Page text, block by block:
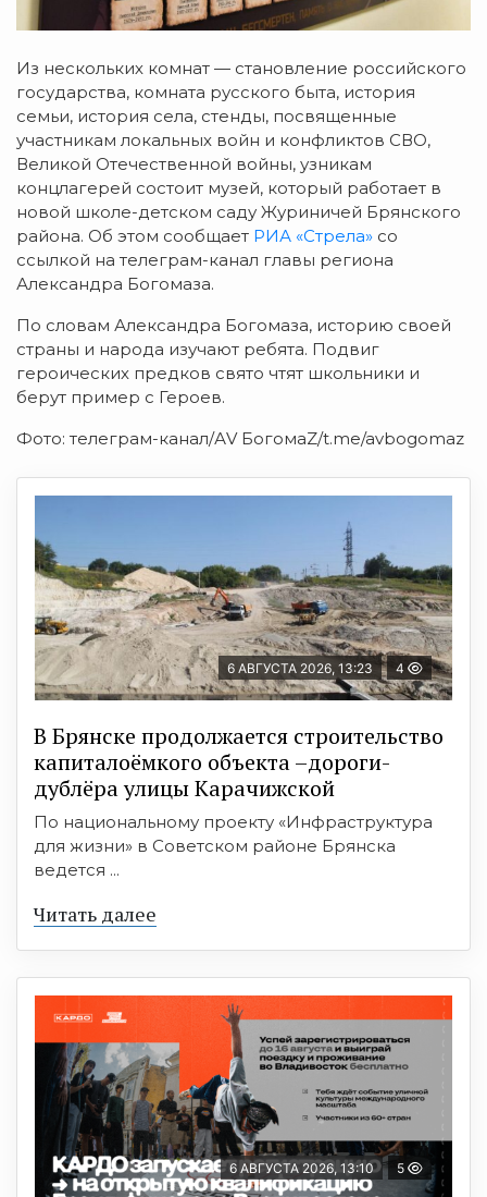
Из нескольких комнат — становление российского
государства, комната русского быта, история
семьи, история села, стенды, посвященные
участникам локальных войн и конфликтов СВО,
Великой Отечественной войны, узникам
концлагерей состоит музей, который работает в
новой школе-детском саду Журиничей Брянского
района. Об этом сообщает РИА «Стрела» со
ссылкой на телеграм-канал главы региона
Александра Богомаза.
По словам Александра Богомаза, историю своей
страны и народа изучают ребята. Подвиг
героических предков свято чтят школьники и
берут пример с Героев.
Фото: телеграм-канал/АV БогомаZ/t.me/avbogomaz
6 АВГУСТА 2026, 13:23 4
В Брянске продолжается строительство
капиталоёмкого объекта –дороги-
дублёра улицы Карачижской
По национальному проекту «Инфраструктура
для жизни» в Советском районе Брянска
ведется ...
Читать далее
6 АВГУСТА 2026, 13:10 5